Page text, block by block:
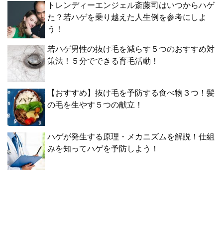
トレンディーエンジェル斎藤司はいつからハゲ
た？若ハゲを乗り越えた人生例を参考にしよ
う！
若ハゲ男性の抜け毛を減らす５つのおすすめ対
策法！５分でできる育毛活動！
【おすすめ】抜け毛を予防する食べ物３つ！髪
の毛を生やす５つの献立！
ハゲが発生する原理・メカニズムを解説！仕組
みを知ってハゲを予防しよう！